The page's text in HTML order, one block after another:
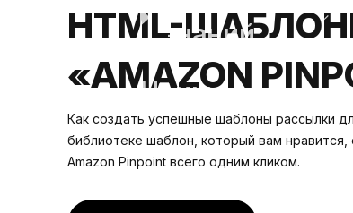
знаний
Цены
HTML-
«AMAZON
Как создать успешные шаблоны рассылки
библиотеке шаблон, который вам нравится,
Amazon Pinpoint всего одним кликом.